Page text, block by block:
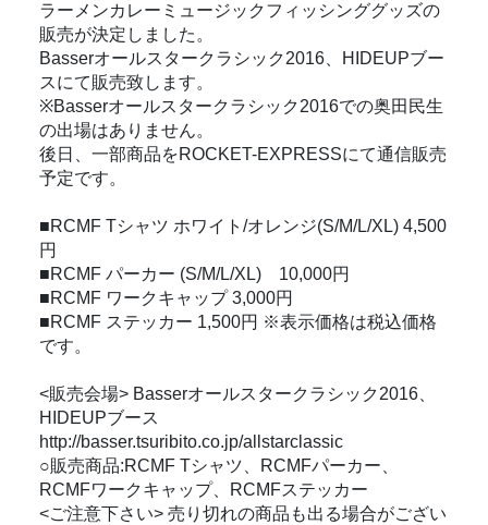
ラーメンカレーミュージックフィッシンググッズの
販売が決定しました。
Basserオールスタークラシック2016、HIDEUPブー
スにて販売致します。
※Basserオールスタークラシック2016での奥田民生
の出場はありません。
後日、一部商品をROCKET-EXPRESSにて通信販売
予定です。
■RCMF Tシャツ ホワイト/オレンジ(S/M/L/XL) 4,500
円
■RCMF パーカー (S/M/L/XL) 10,000円
■RCMF ワークキャップ 3,000円
■RCMF ステッカー 1,500円 ※表示価格は税込価格
です。
<販売会場> Basserオールスタークラシック2016、
HIDEUPブース
http://basser.tsuribito.co.jp/allstarclassic
○販売商品:RCMF Tシャツ、RCMFパーカー、
RCMFワークキャップ、RCMFステッカー
<ご注意下さい> 売り切れの商品も出る場合がござい